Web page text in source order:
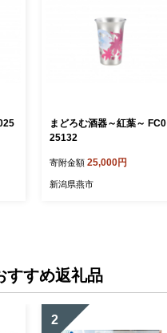
まどろむ酒器～紅葉～ FC0
25132
寄附金額 25,000円
新潟県燕市
すすめ返礼品
2